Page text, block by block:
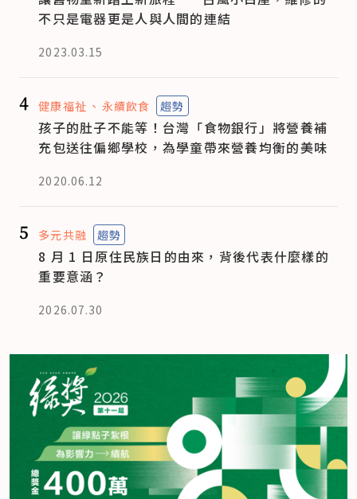
不只是電器更是人與人間的連結
2023.03.15
4 健康福祉 永續飲食 趨勢
孩子的肚子不能等！台灣「食物銀行」將營養補
充包送往偏鄉學校，為學童帶來營養均衡的美味
2020.06.12
5 多元共融 趨勢
8 月 1 日原住民族日的由來，背後代表什麼樣的
重要意涵？
2026.07.30